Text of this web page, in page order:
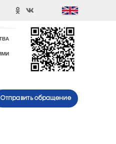
Отправить обращение